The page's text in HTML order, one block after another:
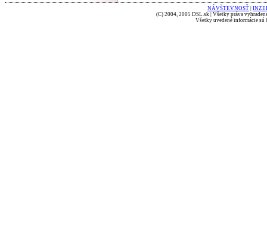
NÁVŠTEVNOSŤ
(C) 2004, 2005 DSL.sk | Všetky práva
Všetky uvedené informácie sú